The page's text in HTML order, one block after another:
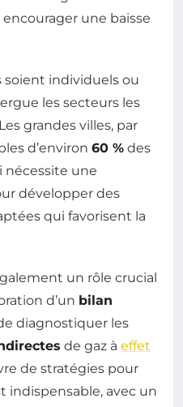
une baisse
soient individuels ou
les secteurs les
grandes villes, par
d’environ 60 % des
nécessite une
développer des
qui favorisent la
un rôle crucial
d’un bilan
diagnostiquer les
de gaz à effet
de stratégies pour
indispensable, avec un